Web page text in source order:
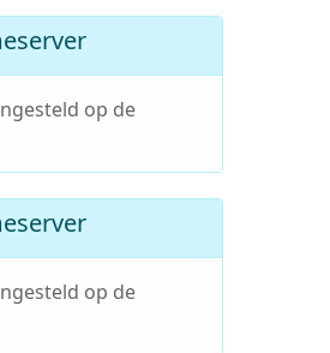
op de
op de